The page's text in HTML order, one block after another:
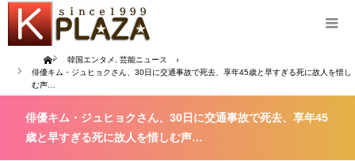
Home 韓国エンタメ
芸能ニュース
俳優キム・ジュヒョクさん、30日に交通事故で死去、享年45歳と早すぎる死に故人を惜し
む声…
俳優キム・ジュヒョクさん、30日に交通事故で死去、享年45
歳と早すぎる死に故人を惜しむ声…